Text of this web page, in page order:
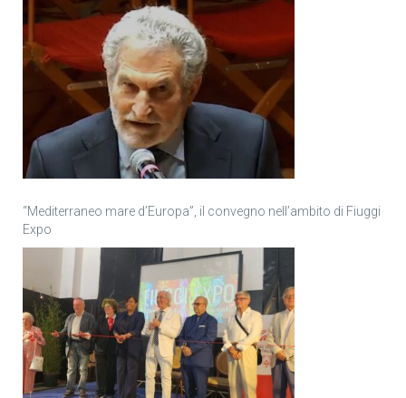
“Mediterraneo mare d’Europa”, il convegno nell’ambito di Fiuggi
Expo